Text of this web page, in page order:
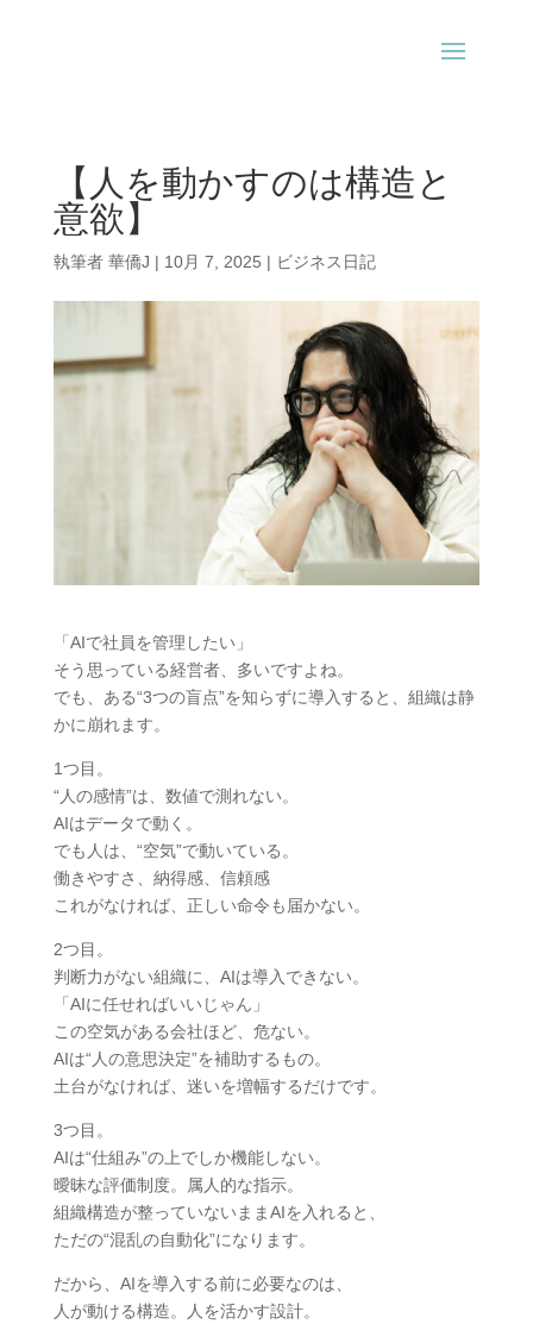
【人を動かすのは構造と
意欲】
執筆者 華僑J | 10月 7, 2025 | ビジネス日記
「AIで社員を管理したい」
そう思っている経営者、多いですよね。
でも、ある“3つの盲点”を知らずに導入すると、組織は静
かに崩れます。
1つ目。
“人の感情”は、数値で測れない。
AIはデータで動く。
でも人は、“空気”で動いている。
働きやすさ、納得感、信頼感
これがなければ、正しい命令も届かない。
2つ目。
判断力がない組織に、AIは導入できない。
「AIに任せればいいじゃん」
この空気がある会社ほど、危ない。
AIは“人の意思決定”を補助するもの。
土台がなければ、迷いを増幅するだけです。
3つ目。
AIは“仕組み”の上でしか機能しない。
曖昧な評価制度。属人的な指示。
組織構造が整っていないままAIを入れると、
ただの“混乱の自動化”になります。
だから、AIを導入する前に必要なのは、
人が動ける構造。人を活かす設計。